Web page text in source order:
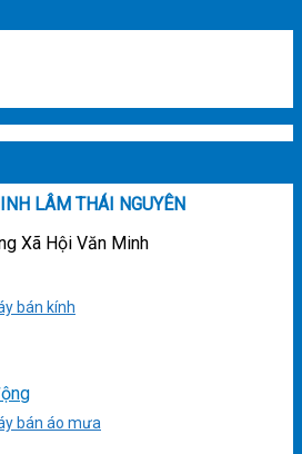
LÂM THÁI NGUYÊN
Xã Hội Văn Minh
bán kính
bán áo mưa